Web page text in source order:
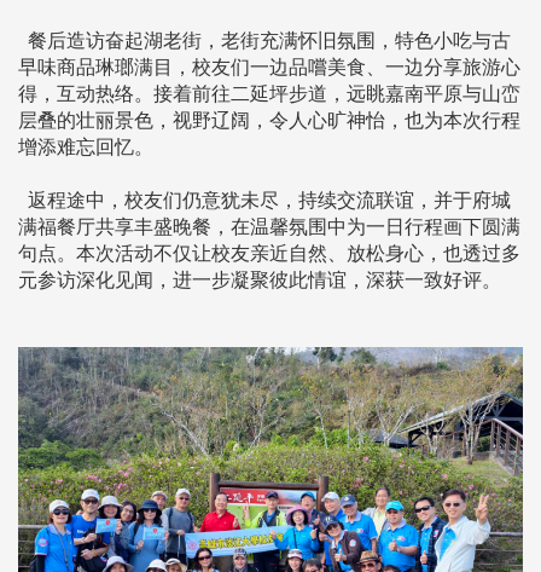
餐后造访奋起湖老街，老街充满怀旧氛围，特色小吃与古
早味商品琳瑯满目，校友们一边品嚐美食、一边分享旅游心
得，互动热络。接着前往二延坪步道，远眺嘉南平原与山峦
层叠的壮丽景色，视野辽阔，令人心旷神怡，也为本次行程
增添难忘回忆。
返程途中，校友们仍意犹未尽，持续交流联谊，并于府城
满福餐厅共享丰盛晚餐，在温馨氛围中为一日行程画下圆满
句点。本次活动不仅让校友亲近自然、放松身心，也透过多
元参访深化见闻，进一步凝聚彼此情谊，深获一致好评。